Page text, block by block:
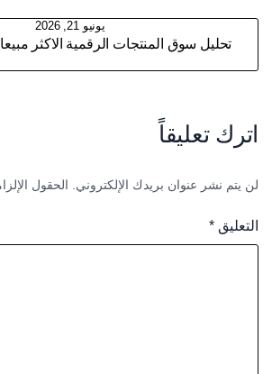
يونيو 21, 2026
تحليل سوق المنتجات الرقمية الاكثر
اترك تعليقاً
لن يتم نشر عنوان بريدك الإلكتروني. الحقول
التعليق *